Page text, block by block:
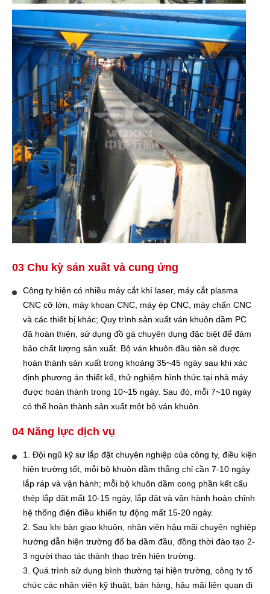
03 Chu kỳ sản xuất và cung ứng
Công ty hiện có nhiều máy cắt khí laser, máy cắt plasma
CNC cỡ lớn, máy khoan CNC, máy ép CNC, máy chấn CNC
và các thiết bị khác; Quy trình sản xuất ván khuôn dầm PC
đã hoàn thiện, sử dụng đồ gá chuyên dụng đặc biệt để đảm
bảo chất lượng sản xuất. Bộ ván khuôn đầu tiên sẽ được
hoàn thành sản xuất trong khoảng 35~45 ngày sau khi xác
định phương án thiết kế, thử nghiệm hình thức tại nhà máy
được hoàn thành trong 10~15 ngày. Sau đó, mỗi 7~10 ngày
có thể hoàn thành sản xuất một bộ ván khuôn.
04 Năng lực dịch vụ
1. Đội ngũ kỹ sư lắp đặt chuyên nghiệp của công ty, điều kiện
hiện trường tốt, mỗi bộ khuôn dầm thẳng chỉ cần 7-10 ngày
lắp ráp và vận hành; mỗi bộ khuôn dầm cong phần kết cấu
thép lắp đặt mất 10-15 ngày, lắp đặt và vận hành hoàn chỉnh
hệ thống điện điều khiển tự động mất 15-20 ngày.
2. Sau khi bàn giao khuôn, nhân viên hậu mãi chuyên nghiệp
hướng dẫn hiện trường đổ ba dầm đầu, đồng thời đào tạo 2-
3 người thao tác thành thạo trên hiện trường.
3. Quá trình sử dụng bình thường tại hiện trường, công ty tổ
chức các nhân viên kỹ thuật, bán hàng, hậu mãi liên quan đi